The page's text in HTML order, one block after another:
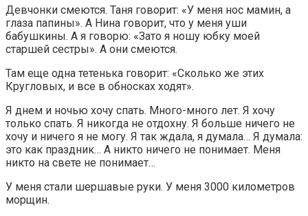
Девчонки смеются. Таня говорит: «У меня нос мамин, а
глаза папины». А Нина говорит, что у меня уши
бабушкины. А я говорю: «Зато я ношу юбку моей
старшей сестры». А они смеются.
Там еще одна тетенька говорит: «Сколько же этих
Кругловых, и все в обносках ходят».
Я днем и ночью хочу спать. Много-много лет. Я хочу
только спать. Я никогда не отдохну. Я больше ничего не
хочу и ничего я не могу. Я так ждала, я думала… Я думала:
это как праздник… А никто ничего не понимает. Меня
никто на свете не понимает…
У меня стали шершавые руки. У меня 3000 километров
морщин.